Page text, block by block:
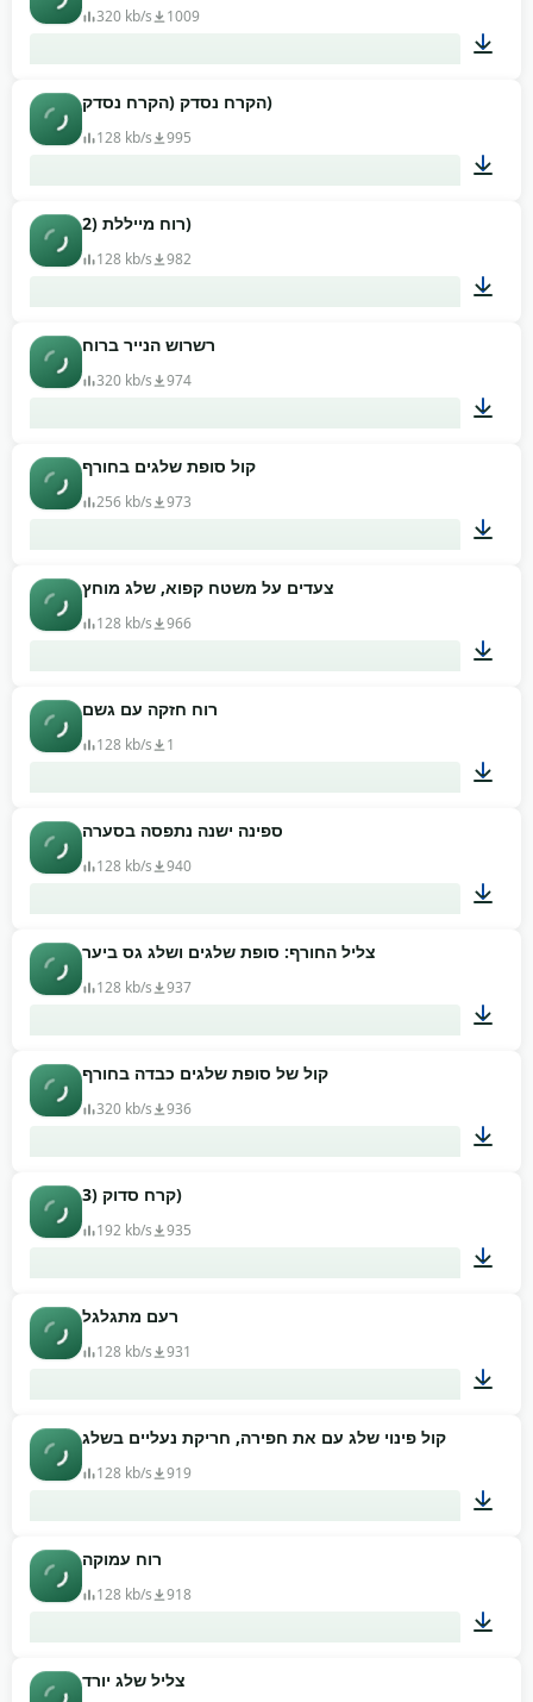
320 kb/s 1009
הקרח נסדק (הקרח נסדק)
128 kb/s 995
רוח מייללת (2)
128 kb/s 982
רשרוש הנייר ברוח
320 kb/s 974
קול סופת שלגים בחורף
256 kb/s 973
צעדים על משטח קפוא, שלג מוחץ
128 kb/s 966
רוח חזקה עם גשם
128 kb/s 1
ספינה ישנה נתפסה בסערה
128 kb/s 940
צליל החורף: סופת שלגים ושלג גס ביער
128 kb/s 937
קול של סופת שלגים כבדה בחורף
320 kb/s 936
קרח סדוק (3)
192 kb/s 935
רעם מתגלגל
128 kb/s 931
קול פינוי שלג עם את חפירה, חריקת נעליים בשלג
128 kb/s 919
רוח עמוקה
128 kb/s 918
צליל שלג יורד